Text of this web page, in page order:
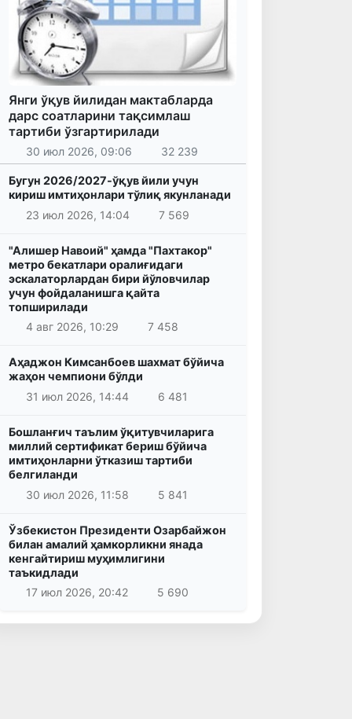
Янги ўқув йилидан мактабларда
дарс соатларини тақсимлаш
тартиби ўзгартирилади
30 июл 2026, 09:06 32 239
Бугун 2026/2027-ўқув йили учун
кириш имтиҳонлари тўлиқ якунланади
23 июл 2026, 14:04
7 569
"Алишер Навоий" ҳамда "Пахтакор"
метро бекатлари оралиғидаги
эскалаторлардан бири йўловчилар
учун фойдаланишга қайта
топширилади
4 авг 2026, 10:29
7 458
Аҳаджон Кимсанбоев шахмат бўйича
жаҳон чемпиони бўлди
31 июл 2026, 14:44
6 481
Бошланғич таълим ўқитувчиларига
миллий сертификат бериш бўйича
имтиҳонларни ўтказиш тартиби
белгиланди
30 июл 2026, 11:58
5 841
Ўзбекистон Президенти Озарбайжон
билан амалий ҳамкорликни янада
кенгайтириш муҳимлигини
таъкидлади
17 июл 2026, 20:42
5 690